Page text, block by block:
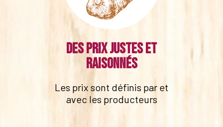
Des prix justes et
raisonnés
Les prix sont définis par et
avec les producteurs